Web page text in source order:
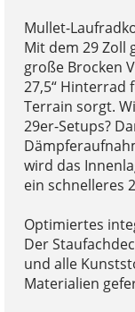
Mullet-
Mit dem 29 Zoll
große Brocken
27,5“ Hinterrad
Terrain sorgt.
29er-Setups?
wird das
ein schnelleres
Optimiertes
Der
und alle
Materialien